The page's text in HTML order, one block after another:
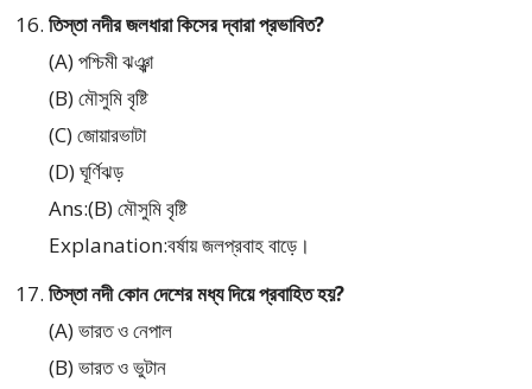
তিস্তা নদীর জলধারা কিসের দ্বারা প্রভাবিত?
(A) পশ্চিমী ঝঞ্ঝা
(B) মৌসুমি বৃষ্টি
(C) জোয়ারভাটা
(D) ঘূর্ণিঝড়
Ans:(B) মৌসুমি বৃষ্টি
Explanation:বর্ষায় জলপ্রবাহ বাড়ে।
তিস্তা নদী কোন দেশের মধ্য দিয়ে প্রবাহিত হয়?
(A) ভারত ও নেপাল
(B) ভারত ও ভুটান